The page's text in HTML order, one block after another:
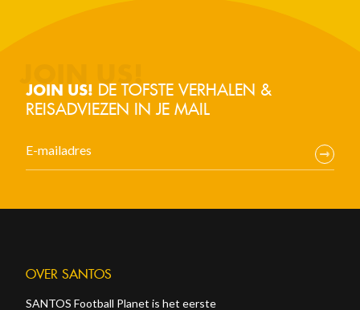
JOIN US! DE TOFSTE VERHALEN &
REISADVIEZEN IN JE MAIL
OVER SANTOS
SANTOS Football Planet is het eerste